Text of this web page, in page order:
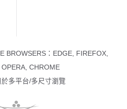
BROWSERS：EDGE, FIREFOX,
OPERA, CHROME
多平台/多尺寸瀏覽